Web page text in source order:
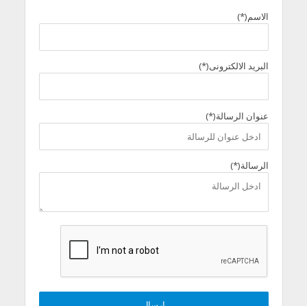
الاسم(*)
البريد الالكترونى(*)
عنوان الرسالة(*)
الرسالة(*)